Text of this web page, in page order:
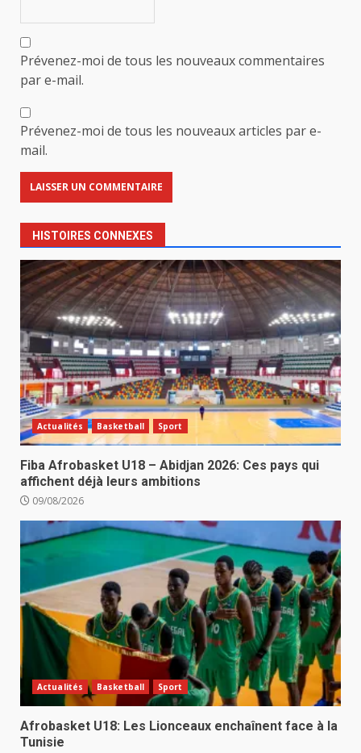
Prévenez-moi de tous les nouveaux commentaires
par e-mail.
Prévenez-moi de tous les nouveaux articles par e-
mail.
HISTOIRES CONNEXES
Actualités Basketball Sport
Fiba Afrobasket U18 – Abidjan 2026: Ces pays qui
affichent déjà leurs ambitions
09/08/2026
Actualités Basketball Sport
Afrobasket U18: Les Lionceaux enchaînent face à la
Tunisie